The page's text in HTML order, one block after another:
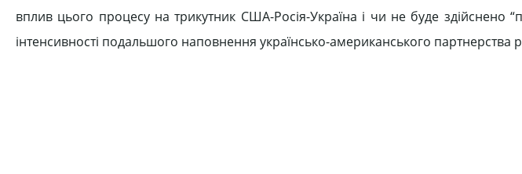
вплив цього процесу на трикутник США-Росія-Україна і чи не буде здійснено
інтенсивності подальшого наповнення українсько-американського партнерства